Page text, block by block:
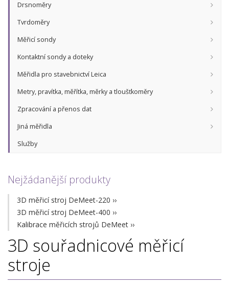
Drsnoměry
Tvrdoměry
Měřicí sondy
Kontaktní sondy a doteky
Měřidla pro stavebnictví Leica
Metry, pravítka, měřítka, měrky a tloušťkoměry
Zpracování a přenos dat
Jiná měřidla
Služby
Nejžádanější produkty
3D měřicí stroj DeMeet-220 ››
3D měřicí stroj DeMeet-400 ››
Kalibrace měřicích strojů DeMeet ››
3D souřadnicové měřicí
stroje